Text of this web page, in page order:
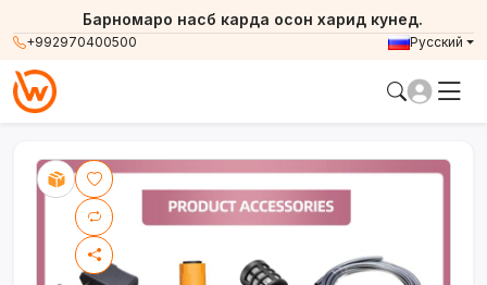
+992970400500
Барномаро насб карда осон харид кунед.
Русский